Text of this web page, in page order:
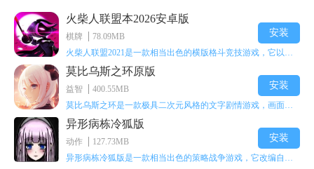
火柴人联盟本2026安卓版
棋牌
78.09MB
安装
莫比乌斯之环原版
益智
400.55MB
安装
异形病栋冷狐版
动作
127.73MB
安装